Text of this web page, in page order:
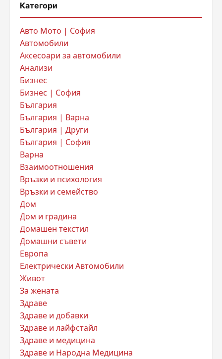
Категори
Авто Мото | София
Автомобили
Аксесоари за автомобили
Анализи
Бизнес
Бизнес | София
България
България | Варна
България | Други
България | София
Варна
Взаимоотношения
Връзки и психология
Връзки и семейство
Дом
Дом и градина
Домашен текстил
Домашни съвети
Европа
Електрически Автомобили
Живот
За жената
Здраве
Здраве и добавки
Здраве и лайфстайл
Здраве и медицина
Здраве и Народна Медицина